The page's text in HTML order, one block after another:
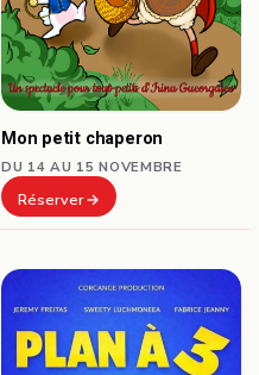
Mon petit chaperon
DU 14 AU 15 NOVEMBRE
Réserver